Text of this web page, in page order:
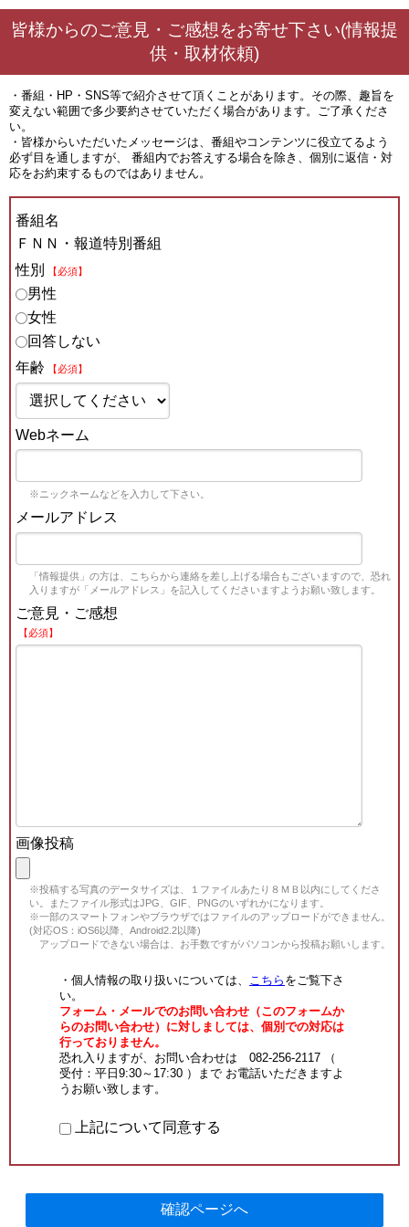
皆様からのご意見・ご感想をお寄せ下さい(情報提
供・取材依頼)
・番組・HP・SNS等で紹介させて頂くことがあります。その際、趣旨を
変えない範囲で多少要約させていただく場合があります。ご了承くださ
い。
・皆様からいただいたメッセージは、番組やコンテンツに役立てるよう
必ず目を通しますが、 番組内でお答えする場合を除き、個別に返信・対
応をお約束するものではありません。
番組名
ＦＮＮ・報道特別番組
性別
【必須】
男性
女性
回答しない
年齢
【必須】
Webネーム
※ニックネームなどを入力して下さい。
メールアドレス
「情報提供」の方は、こちらから連絡を差し上げる場合もございますので、恐れ
入りますが「メールアドレス」を記入してくださいますようお願い致します。
ご意見・ご感想
【必須】
画像投稿
※投稿する写真のデータサイズは、１ファイルあたり８ＭＢ以内にしてくださ
い。またファイル形式はJPG、GIF、PNGのいずれかになります。
※一部のスマートフォンやブラウザではファイルのアップロードができません。
(対応OS：iOS6以降、Android2.2以降)
アップロードできない場合は、お手数ですがパソコンから投稿お願いします。
・個人情報の取り扱いについては、 こちら をご覧下さ
い。
フォーム・メールでのお問い合わせ（このフォームか
らのお問い合わせ）に対しましては、個別での対応は
行っておりません。
恐れ入りますが、お問い合わせは 082-256-2117 （
受付：平日9:30～17:30 ）まで お電話いただきますよ
うお願い致します。
上記について同意する
確認ページへ